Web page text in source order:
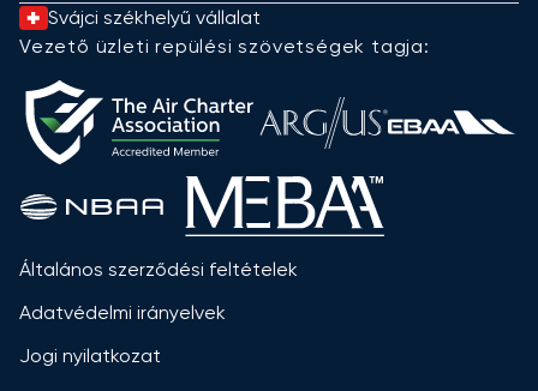
Svájci székhelyű vállalat
Vezető üzleti repülési szövetségek tagja:
Általános szerződési feltételek
Adatvédelmi irányelvek
Jogi nyilatkozat